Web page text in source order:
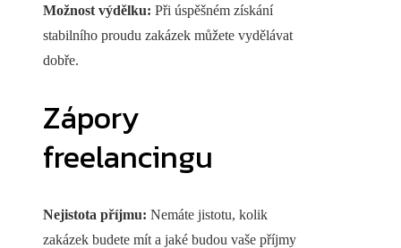
Možnost výdělku: Při úspěšném získání
stabilního proudu zakázek můžete vydělávat
dobře.
Zápory
freelancingu
Nejistota příjmu: Nemáte jistotu, kolik
zakázek budete mít a jaké budou vaše příjmy